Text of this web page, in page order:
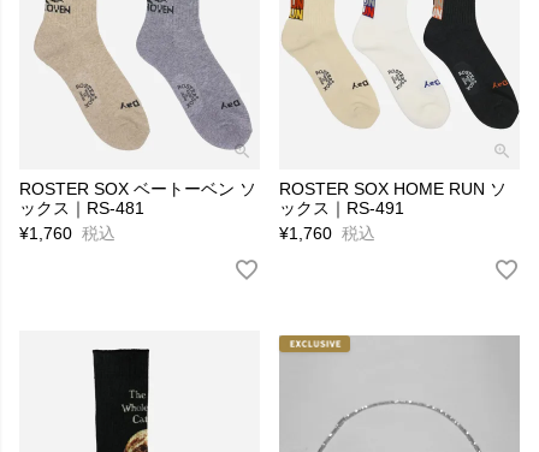
ROSTER SOX ベートーベン ソ
ックス｜RS-481
¥1,760 税込
ROSTER SOX HOME RUN ソ
ックス｜RS-491
¥1,760 税込